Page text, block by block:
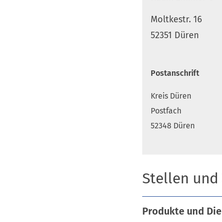
Moltkestr. 16
52351 Düren
Postanschrift
Kreis Düren
Postfach
52348 Düren
Stellen
Produkte und